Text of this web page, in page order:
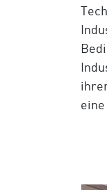
eine